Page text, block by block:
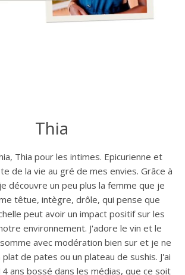
Thia
Thia pour les intimes. Epicurienne et
de la vie au gré de mes envies. Grâce à
découvre un peu plus la femme que je
têtue, intègre, drôle, qui pense que
peut avoir un impact positif sur les
environnement. J'adore le vin et le
avec modération bien sur et je ne
de pates ou un plateau de sushis. J'ai
ans bossé dans les médias, que ce soit